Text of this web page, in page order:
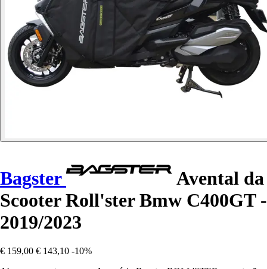
Bagster
Avental da
Scooter Roll'ster Bmw C400GT -
2019/2023
€ 159,00 € 143,10 -10%